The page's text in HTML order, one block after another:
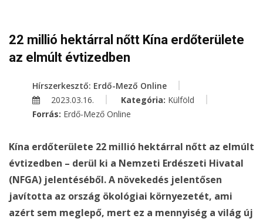
22 millió hektárral nőtt Kína erdőterülete
az elmúlt évtizedben
Hírszerkesztő: Erdő-Mező Online
2023.03.16.
Kategória: Külföld
Forrás: Erdő-Mező Online
Kína erdőterülete 22 millió hektárral nőtt az elmúlt
évtizedben – derül ki a Nemzeti Erdészeti Hivatal
(NFGA) jelentéséből. A növekedés jelentősen
javította az ország ökológiai környezetét, ami
azért sem meglepő, mert ez a mennyiség a világ új